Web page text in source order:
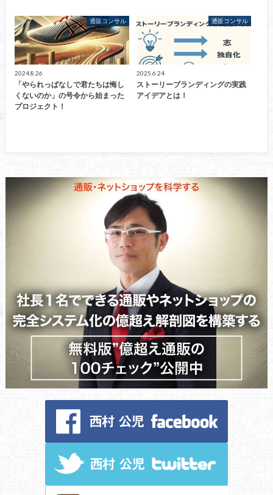
通販コンサル
2024.8.26
「やられっぱなしで君たちは悔し
くないのか」の号令から始まった
プロジェクト！
通販コンサル
2025.6.24
ストーリーブランディングの実践
アイデアとは！